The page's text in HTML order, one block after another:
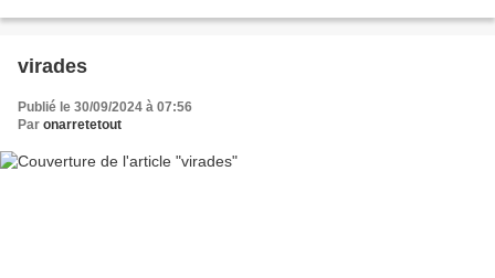
virades
Publié le 30/09/2024 à 07:56
Par onarretetout